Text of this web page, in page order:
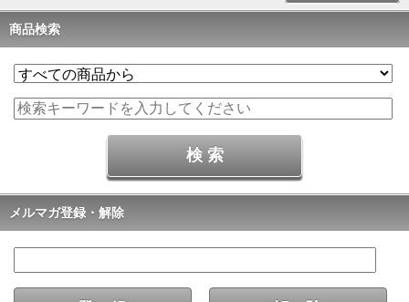
商品検索
メルマガ登録・解除